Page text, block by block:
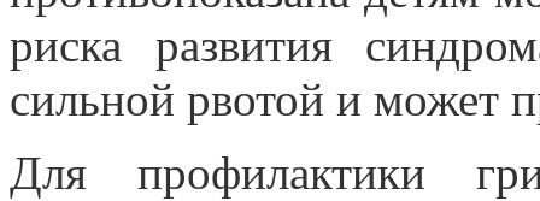
риска развития
сильной рвотой и может
Для профилактики